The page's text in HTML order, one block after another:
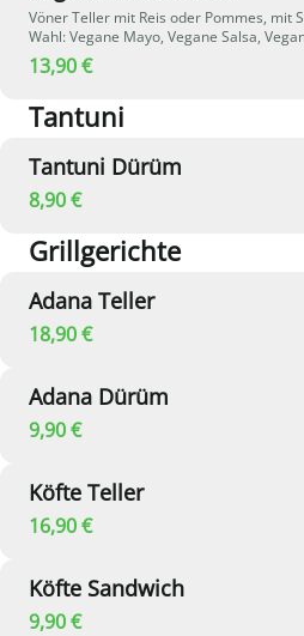
Vöner Teller mit Reis oder Pommes, mit
Wahl: Vegane Mayo, Vegane Salsa,
Cheese Sauce
13,90 €
Tantuni
Tantuni Dürüm
8,90 €
Grillgerichte
Adana Teller
18,90 €
Adana Dürüm
9,90 €
Köfte Teller
16,90 €
Köfte Sandwich
9,90 €